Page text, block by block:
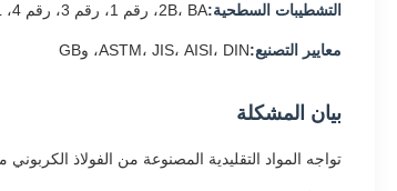
التشطيبات السطحية:2B، BA، رقم 1، رقم 3، رقم 4، HL، مرآة 8K، 2D، و1D
معايير التصنيع:ASTM، JIS، AISI، DIN، وGB
بيان المشكلة
تواجه المواد التقليدية المصنوعة من الفولاذ